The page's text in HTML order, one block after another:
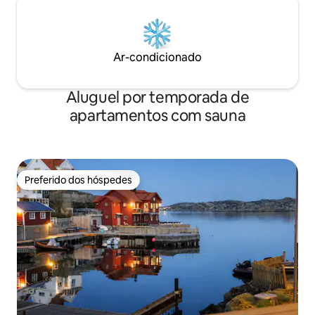
Ar-condicionado
Aluguel por temporada de
apartamentos com sauna
Preferido dos hóspedes
Preferido dos hóspedes